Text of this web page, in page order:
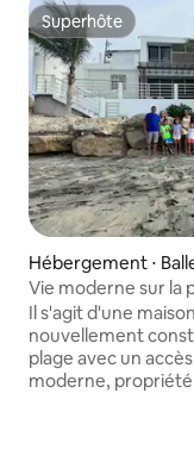
Superhôte
Superhôte
Hébergement ⋅
Vie moderne sur la
vendre)
Il s'agit d'une
nouvellement
plage avec un
moderne,